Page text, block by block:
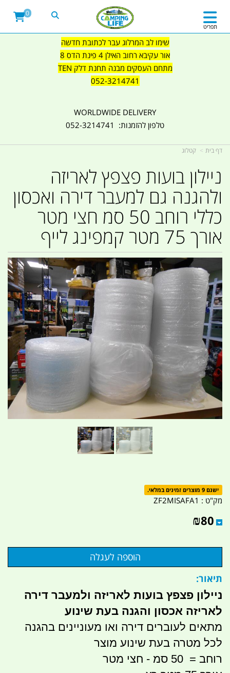
שימו לב המרלוג עבר לכתובת חדשה
אור עקיבא רחוב האילן 4 פינת הדס 8
מתחם העסקים מבנה תחנת דלק TEN
052-3214741
WORLDWIDE DELIVERY
טלפון להזמנות: 052-3214741
תפריט
0
דף בית קטלוג
ניילון בועות פצפץ לאריזה
ולהגנה גם למעבר דירה ואכסון
כללי רוחב 50 סמ חצי מטר
אורך 75 מטר קמפינג לייף
ישנם 9 מוצרים זמינים במלאי.
מק"ט : ZF2MISAFA1
₪80
תיאור:
ניילון פצפץ בועות לאריזה ולמעבר דירה
לאריזה אכסון והגנה בעת שינוע
מתאים לעוברים דירה ואו מעוניינים בהגנה
לכל מטרה בעת שינוע מוצר
רוחב = 50 סמ - חצי מטר